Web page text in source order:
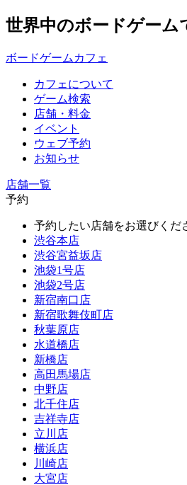
世界中のボードゲーム
ボードゲームカフェ
カフェについて
ゲーム検索
店舗・料金
イベント
ウェブ予約
お知らせ
店舗一覧
予約
予約したい店舗をお選びくだ
渋谷本店
渋谷宮益坂店
池袋1号店
池袋2号店
新宿南口店
新宿歌舞伎町店
秋葉原店
水道橋店
新橋店
高田馬場店
中野店
北千住店
吉祥寺店
立川店
横浜店
川崎店
大宮店